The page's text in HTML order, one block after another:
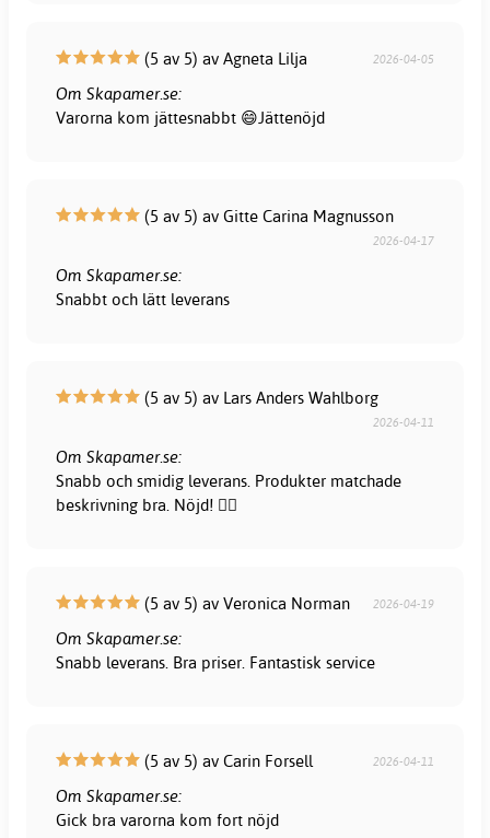
(5 av 5) av Agneta Lilja 2026-04-05
Om Skapamer.se:
Varorna kom jättesnabbt 😄Jättenöjd
(5 av 5) av Gitte Carina Magnusson
2026-04-17
Om Skapamer.se:
Snabbt och lätt leverans
(5 av 5) av Lars Anders Wahlborg
2026-04-11
Om Skapamer.se:
Snabb och smidig leverans. Produkter matchade
beskrivning bra. Nöjd! 👍🏻
(5 av 5) av Veronica Norman 2026-04-19
Om Skapamer.se:
Snabb leverans. Bra priser. Fantastisk service
(5 av 5) av Carin Forsell 2026-04-11
Om Skapamer.se:
Gick bra varorna kom fort nöjd